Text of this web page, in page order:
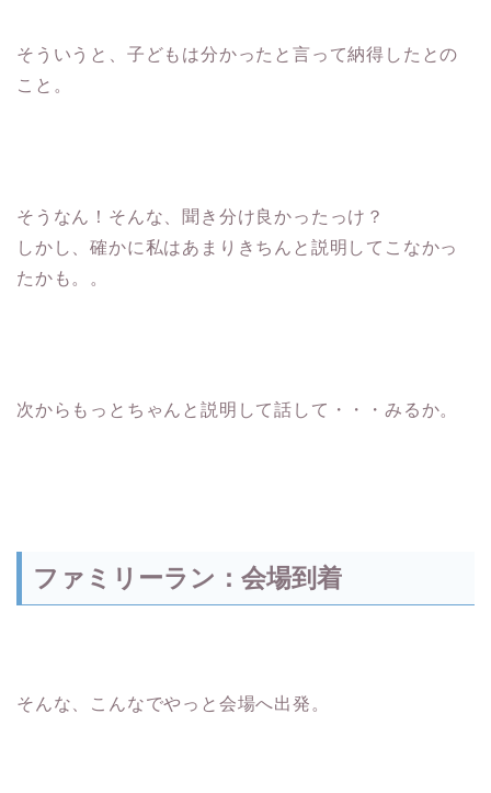
そういうと、子どもは分かったと言って納得したとの
こと。
そうなん！そんな、聞き分け良かったっけ？
しかし、確かに私はあまりきちんと説明してこなかっ
たかも。。
次からもっとちゃんと説明して話して・・・みるか。
ファミリーラン：会場到着
そんな、こんなでやっと会場へ出発。